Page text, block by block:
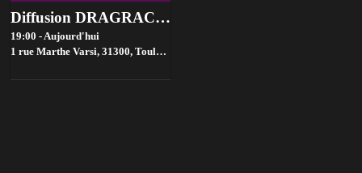
Diffusion DRAGRACE FRANCE 19h à Pirouette
19:00 - Aujourd'hui
1 rue Marthe Varsi, 31300, Toulouse